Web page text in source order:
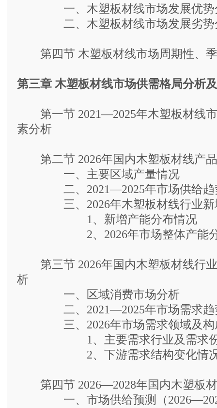
一、木塑板材线市场发展优势
二、木塑板材线市场发展劣势
第四节 木塑板材线市场周期性、季
第三章 木塑板材线市场供需格局分析
第一节 2021—2025年木塑板材线市
素分析
第二节 2026年国内木塑板材线产
一、主要区域产量情况
二、2021—2025年市场供给趋势
三、2026年木塑板材线行业新
1、新增产能分布情况
2、2026年市场整体产能
第三节 2026年国内木塑板材线行业
析
一、区域消费市场分析
二、2021—2025年市场需求趋势
三、2026年市场需求领域及构
1、主要需求行业及需求份
2、下游需求结构变化情况
第四节 2026—2028年国内木塑板材
一、市场供给预测（